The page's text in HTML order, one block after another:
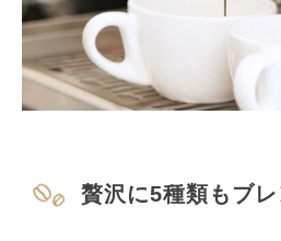
贅沢に5種類もブレ